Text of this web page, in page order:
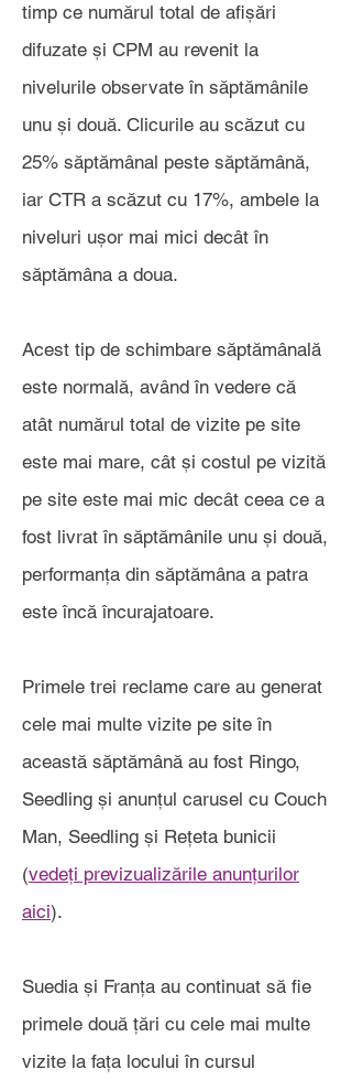
timp ce numărul total de afișări
difuzate și CPM au revenit la
nivelurile observate în săptămânile
unu și două. Clicurile au scăzut cu
25% săptămânal peste săptămână,
iar CTR a scăzut cu 17%, ambele la
niveluri ușor mai mici decât în
săptămâna a doua.
Acest tip de schimbare săptămânală
este normală, având în vedere că
atât numărul total de vizite pe site
este mai mare, cât și costul pe vizită
pe site este mai mic decât ceea ce a
fost livrat în săptămânile unu și două,
performanța din săptămâna a patra
este încă încurajatoare.
Primele trei reclame care au generat
cele mai multe vizite pe site în
această săptămână au fost Ringo,
Seedling și anunțul carusel cu Couch
Man, Seedling și Rețeta bunicii
(vedeți previzualizările anunțurilor
aici).
Suedia și Franța au continuat să fie
primele două țări cu cele mai multe
vizite la fața locului în cursul